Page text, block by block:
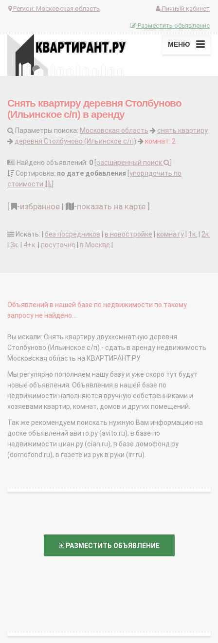
Регион: Московская область Личный кабинет
Разместить объявление
МЕНЮ
Снять квартиру деревня Столбуново
(Ильинское с/п) в аренду
Параметры поиска: Московская область
снять квартиру
деревня Столбуново (Ильинское с/п)
комнат: 2
Найдено объявлений: 0 расширенный поиск
Сортировка: по дате добавления упорядочить по
стоимости
-избранное | -показать на карте
Искать: | без посредников в новостройке комнату 1к.
2к.
3к. 4+к. посуточно в Москве
Объявлений в нашей базе по недвижимости по такому
запросу не найдено...
Вы искали: Снять квартиру двухкомнатную деревня
Столбуново (Ильинское с/п) - сдать в аренду недвижимость
Московская область на КВАРТИРАНТ.РУ
Мы регулярно пополняем нашу базу и уже скоро тут будут
новые объявления. Объявления в нашей базе по
недвижимости наполняются вручную собственниками и
хозяевами квартир, комнат, домов и других помещений.
Так же рекомендуем поискать нужную Вам информацию на
доске объявлений авито.ру (avito.ru), в базе по
недвижимости циан.ру (cian.ru), в базе домофонд.ру
(domofond.ru), в газете из рук в руки (irr.ru).
РАЗМЕСТИТЬ ОБЪЯВЛЕНИЕ